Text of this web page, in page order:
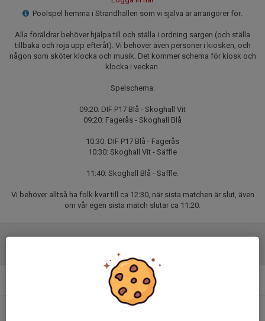
Poolspel hemma i Strandhallen som vi själva är arrangörer för.
Alla föräldrar behöver hjälpa till och ställa i ordning sargen (och ställa
tillbaka och röja upp efteråt). Vi behöver även personer i kiosken, och
någon som sköter klocka och musik. Det kommer schema för kiosk och
klocka i veckan.
Spelschema:
09:20: DIF P17 Blå - Skoghall Vit
09:20: Fagerås - Skoghall Blå
10:30: DIF P17 Blå - Fagerås
10:30: Skoghall Vit - Säffle
11:40: Skoghall Blå - Säffle.
Vi behöver alltså ha folk kvar till ca 12:30, när sista matchen är slut, även
om vår egen sista match slutar ca 11:20.